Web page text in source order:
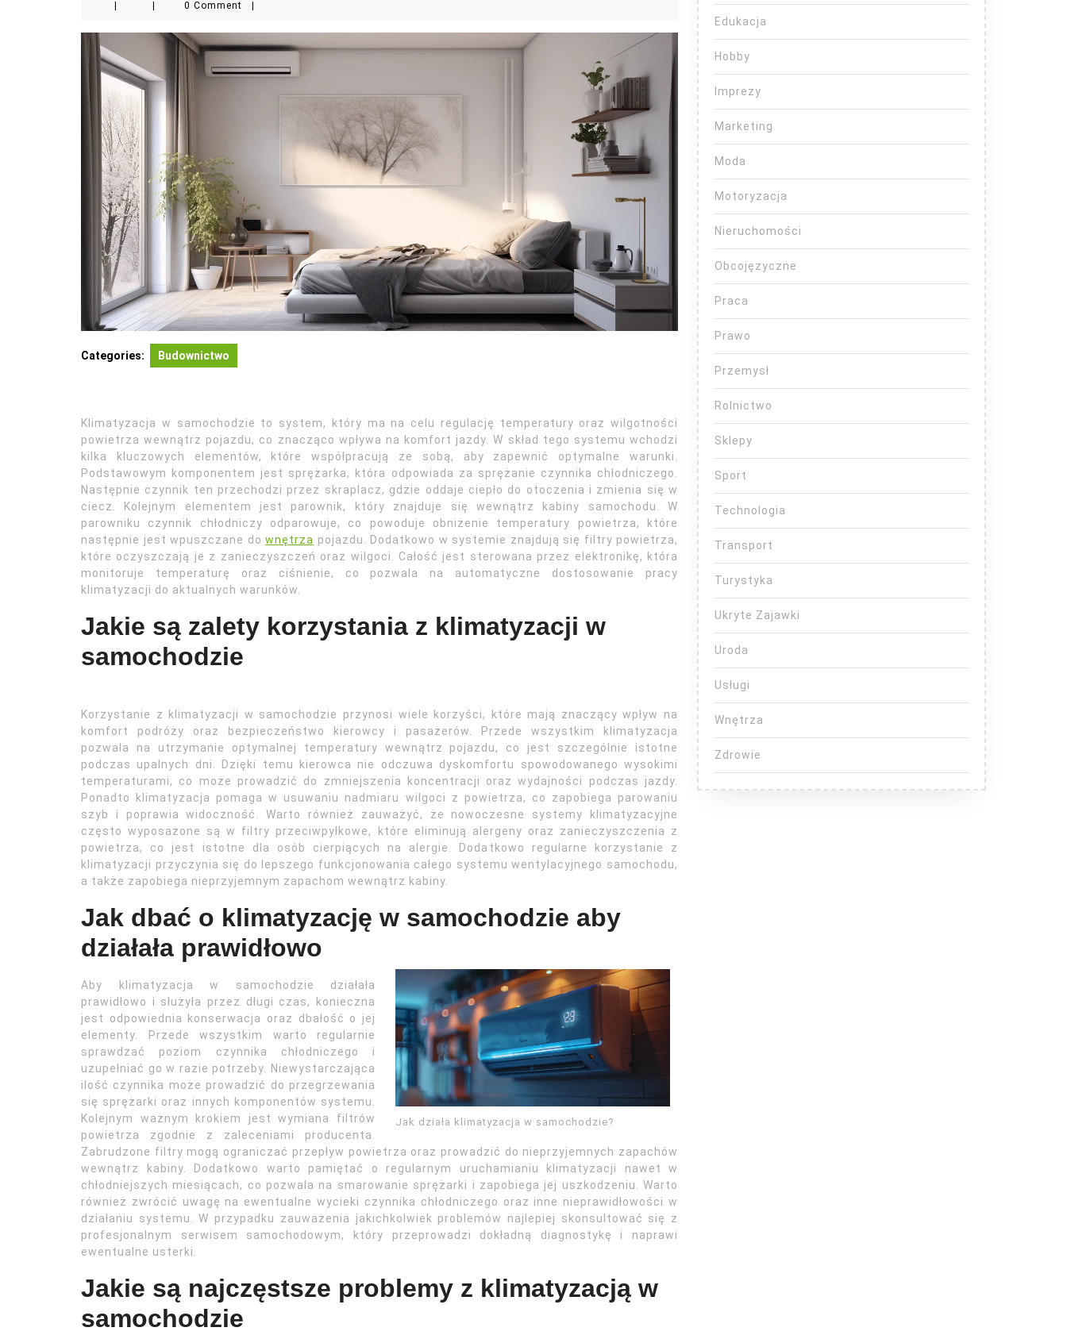
0 Comment
Categories: Budownictwo
Klimatyzacja w samochodzie to system, który ma na celu regulację temperatury oraz wilgotności
powietrza wewnątrz pojazdu, co znacząco wpływa na komfort jazdy. W skład tego systemu wchodzi
kilka kluczowych elementów, które współpracują ze sobą, aby zapewnić optymalne warunki.
Podstawowym komponentem jest sprężarka, która odpowiada za sprężanie czynnika chłodniczego.
Następnie czynnik ten przechodzi przez skraplacz, gdzie oddaje ciepło do otoczenia i zmienia się w
ciecz. Kolejnym elementem jest parownik, który znajduje się wewnątrz kabiny samochodu. W
parowniku czynnik chłodniczy odparowuje, co powoduje obniżenie temperatury powietrza, które
następnie jest wpuszczane do wnętrza pojazdu. Dodatkowo w systemie znajdują się filtry powietrza,
które oczyszczają je z zanieczyszczeń oraz wilgoci. Całość jest sterowana przez elektronikę, która
monitoruje temperaturę oraz ciśnienie, co pozwala na automatyczne dostosowanie pracy
klimatyzacji do aktualnych warunków.
Jakie są zalety korzystania z klimatyzacji w
samochodzie
Korzystanie z klimatyzacji w samochodzie przynosi wiele korzyści, które mają znaczący wpływ na
komfort podróży oraz bezpieczeństwo kierowcy i pasażerów. Przede wszystkim klimatyzacja
pozwala na utrzymanie optymalnej temperatury wewnątrz pojazdu, co jest szczególnie istotne
podczas upalnych dni. Dzięki temu kierowca nie odczuwa dyskomfortu spowodowanego wysokimi
temperaturami, co może prowadzić do zmniejszenia koncentracji oraz wydajności podczas jazdy.
Ponadto klimatyzacja pomaga w usuwaniu nadmiaru wilgoci z powietrza, co zapobiega parowaniu
szyb i poprawia widoczność. Warto również zauważyć, że nowoczesne systemy klimatyzacyjne
często wyposażone są w filtry przeciwpyłkowe, które eliminują alergeny oraz zanieczyszczenia z
powietrza, co jest istotne dla osób cierpiących na alergie. Dodatkowo regularne korzystanie z
klimatyzacji przyczynia się do lepszego funkcjonowania całego systemu wentylacyjnego samochodu,
a także zapobiega nieprzyjemnym zapachom wewnątrz kabiny.
Jak dbać o klimatyzację w samochodzie aby
działała prawidłowo
Jak działa klimatyzacja w samochodzie?
Aby klimatyzacja w samochodzie działała
prawidłowo i służyła przez długi czas, konieczna
jest odpowiednia konserwacja oraz dbałość o jej
elementy. Przede wszystkim warto regularnie
sprawdzać poziom czynnika chłodniczego i
uzupełniać go w razie potrzeby. Niewystarczająca
ilość czynnika może prowadzić do przegrzewania
się sprężarki oraz innych komponentów systemu.
Kolejnym ważnym krokiem jest wymiana filtrów
powietrza zgodnie z zaleceniami producenta.
Zabrudzone filtry mogą ograniczać przepływ powietrza oraz prowadzić do nieprzyjemnych zapachów
wewnątrz kabiny. Dodatkowo warto pamiętać o regularnym uruchamianiu klimatyzacji nawet w
chłodniejszych miesiącach, co pozwala na smarowanie sprężarki i zapobiega jej uszkodzeniu. Warto
również zwrócić uwagę na ewentualne wycieki czynnika chłodniczego oraz inne nieprawidłowości w
działaniu systemu. W przypadku zauważenia jakichkolwiek problemów najlepiej skonsultować się z
profesjonalnym serwisem samochodowym, który przeprowadzi dokładną diagnostykę i naprawi
ewentualne usterki.
Jakie są najczęstsze problemy z klimatyzacją w
samochodzie
Edukacja
Hobby
Imprezy
Marketing
Moda
Motoryzacja
Nieruchomości
Obcojęzyczne
Praca
Prawo
Przemysł
Rolnictwo
Sklepy
Sport
Technologia
Transport
Turystyka
Ukryte Zajawki
Uroda
Usługi
Wnętrza
Zdrowie